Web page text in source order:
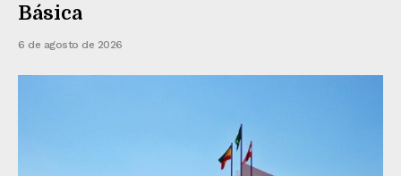
Básica
6 de agosto de 2026